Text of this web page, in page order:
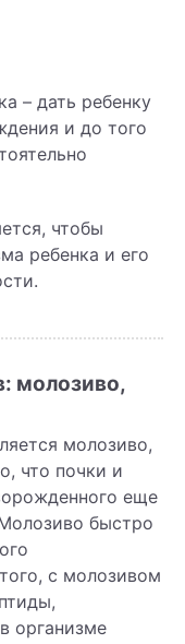
– дать ребенку
и до того
чтобы
ребенка и его
молозиво,
молозиво,
что почки и
еще
быстро
с молозивом
организме